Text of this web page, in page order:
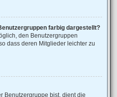
farbig dargestellt?
den Benutzergruppen
dass deren Mitglieder leichter zu
Benutzergruppe bist, dient die